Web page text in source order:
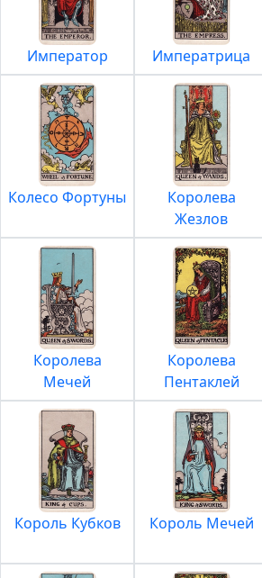
Император Императрица
Колесо Фортуны
Королева
Жезлов
Королева
Мечей
Королева
Пентаклей
Король Кубков Король Мечей